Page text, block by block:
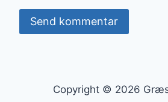
Copyright © 2026